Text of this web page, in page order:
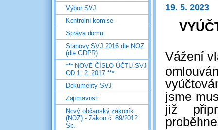
Výbor SVJ
Kontrolní komise
Správa domu
Stanovy SVJ 2016 dle NOZ
(dle GDPR)
*** NOVÉ ČÍSLO ÚČTU SVJ
OD 1. 2. 2017 ***
Dokumenty SVJ
Zajímavosti
Nový občanský zákoník
(NOZ) - Zákon č. 89/2012
Sb.
19. 5. 2023
Vážení
jsme
již